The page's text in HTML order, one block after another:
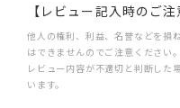
【レビュー記入時のご注
他人の権利、利益、名誉などを損
はできませんのでご注意ください。
レビュー内容が不適切と判断した
います。